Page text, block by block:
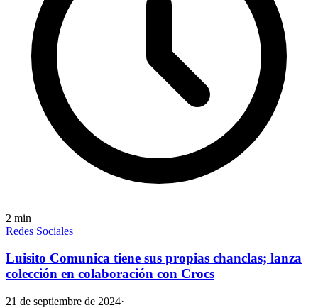
2 min
Redes Sociales
Luisito Comunica tiene sus propias chanclas; lanza
colección en colaboración con Crocs
21 de septiembre de 2024·